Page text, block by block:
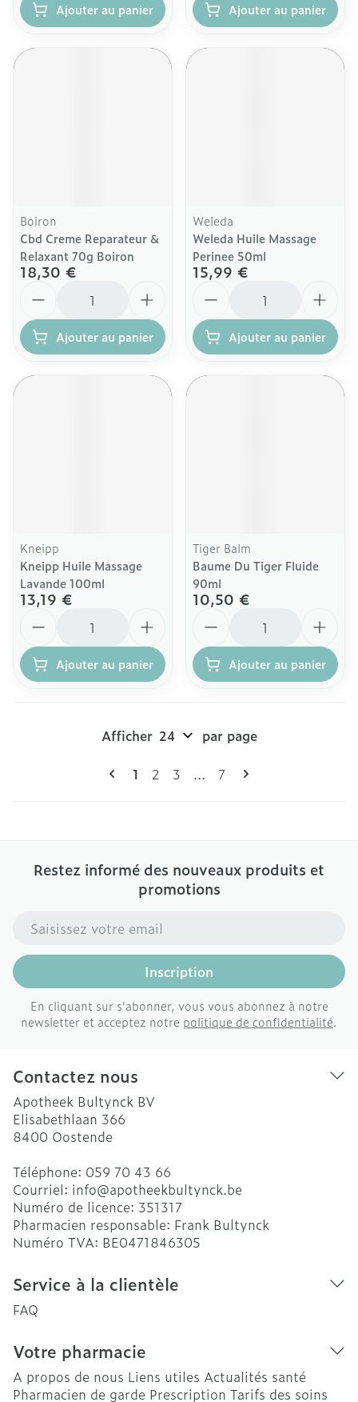
Ajouter au panier Ajouter au panier
Boiron
Cbd Creme Reparateur &
Relaxant 70g Boiron
18,30 €
Ajouter au panier
Weleda
Weleda Huile Massage
Perinee 50ml
15,99 €
Ajouter au panier
Kneipp
Kneipp Huile Massage
Lavande 100ml
13,19 €
Ajouter au panier
Tiger Balm
Baume Du Tiger Fluide
90ml
10,50 €
Ajouter au panier
Pages
Vous lisez actuellement la page
1 Page
2 Page
3 ... Page
7
Afficher par page
Restez informé des nouveaux produits et
promotions
Adresse mail
Inscription
En cliquant sur s'abonner, vous vous abonnez à notre
newsletter et acceptez notre politique de confidentialité.
Contactez nous
Apotheek Bultynck BV
Elisabethlaan 366
8400 Oostende
Téléphone: 059 70 43 66
Courriel: info@apotheekbultynck.be
Numéro de licence: 351317
Pharmacien responsable: Frank Bultynck
Numéro TVA: BE0471846305
Service à la clientèle
FAQ
Votre pharmacie
A propos de nous Liens utiles Actualités santé
Pharmacien de garde Prescription Tarifs des soins